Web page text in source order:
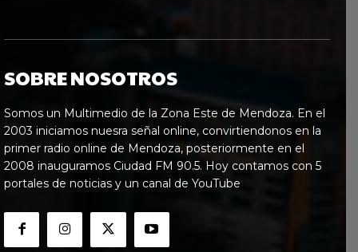
SOBRE NOSOTROS
Somos un Multimedio de la Zona Este de Mendoza. En el
2003 iniciamos nuesra señal online, convirtiendonos en la
primer radio online de Mendoza, posteriormente en el
2008 inauguramos Ciudad FM 90.5. Hoy contamos con 5
portales de noticias y un canal de YouTube